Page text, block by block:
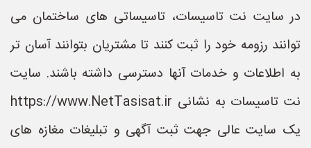
در سایت نت تاسیسات، تاسیساتی های ساختمان می
توانند رزومه خود را ثبت کنند تا مشتریان بتوانند آسان تر
به اطلاعات و خدمات آنها دسترسی داشته باشند. سایت
نت تاسیسات به نشانی https://www.NetTasisat.ir
یک سایت عالی جهت ثبت آگهی و تبلیغات مغازه های